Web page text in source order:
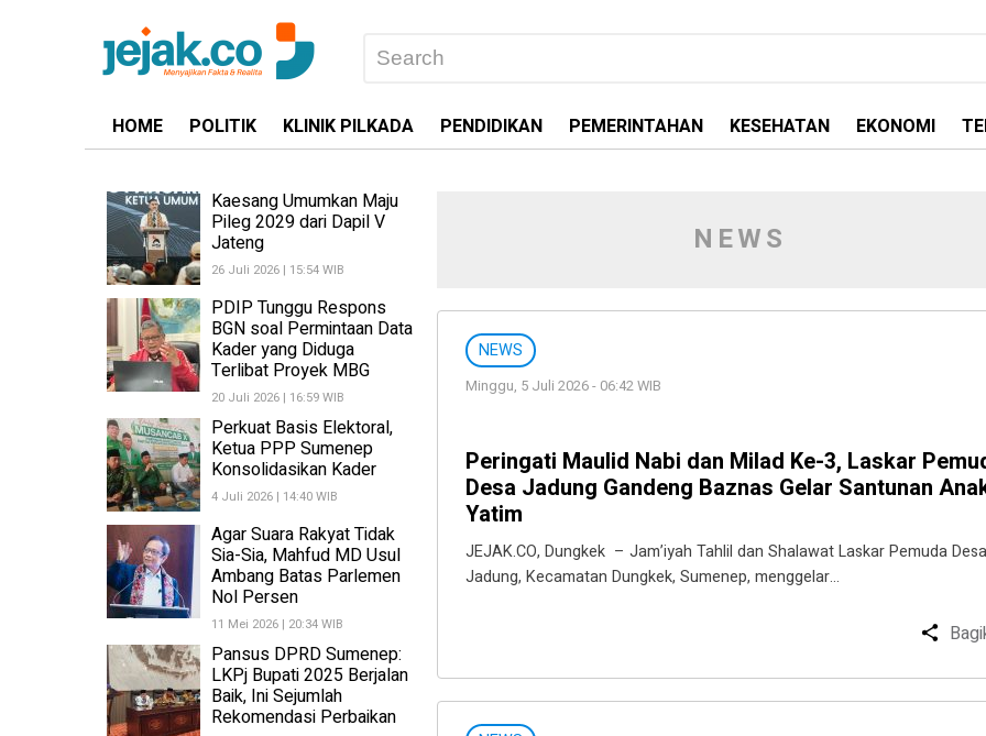
HOME POLITIK KLINIK PILKADA PENDIDIKAN PEMERINTAHAN KESEHATAN EKONOMI
Kaesang Umumkan Maju
Pileg 2029 dari Dapil V
Jateng
26 Juli 2026 | 15:54 WIB
PDIP Tunggu Respons
BGN soal Permintaan Data
Kader yang Diduga
Terlibat Proyek MBG
20 Juli 2026 | 16:59 WIB
Perkuat Basis Elektoral,
Ketua PPP Sumenep
Konsolidasikan Kader
4 Juli 2026 | 14:40 WIB
Agar Suara Rakyat Tidak
Sia-Sia, Mahfud MD Usul
Ambang Batas Parlemen
Nol Persen
11 Mei 2026 | 20:34 WIB
Pansus DPRD Sumenep:
LKPj Bupati 2025 Berjalan
Baik, Ini Sejumlah
Rekomendasi Perbaikan
NEWS
NEWS
Minggu, 5 Juli 2026 - 06:42 WIB
Peringati Maulid Nabi dan Milad Ke-3, Laskar
Desa Jadung Gandeng Baznas Gelar Santunan
Yatim
JEJAK.CO, Dungkek – Jam’iyah Tahlil dan Shalawat Laskar Pemuda Desa
Jadung, Kecamatan Dungkek, Sumenep, menggelar…